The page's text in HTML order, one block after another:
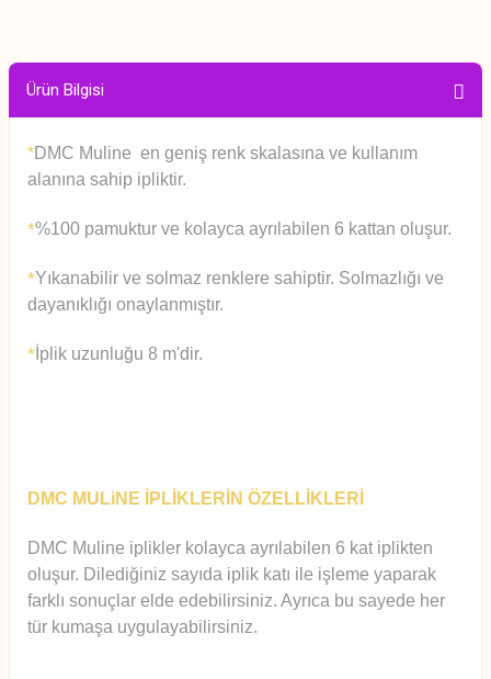
Ürün Bilgisi
*DMC Muline en geniş renk skalasına ve kullanım
alanına sahip ipliktir.
*%100 pamuktur ve kolayca ayrılabilen 6 kattan oluşur.
*Yıkanabilir ve solmaz renklere sahiptir. Solmazlığı ve
dayanıklığı onaylanmıştır.
* İplik uzunluğu 8 m'dir.
DMC MULiNE İPLİKLERİN ÖZELLİKLERİ
DMC Muline iplikler kolayca ayrılabilen 6 kat iplikten
oluşur. Dilediğiniz sayıda iplik katı ile işleme yaparak
farklı sonuçlar elde edebilirsiniz. Ayrıca bu sayede her
tür kumaşa uygulayabilirsiniz.